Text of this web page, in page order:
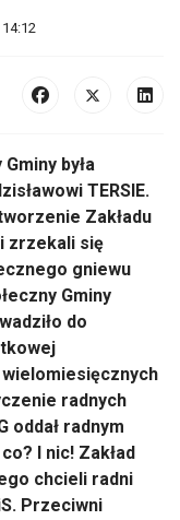
była
TERSIE.
Zakładu
zrzekali się
gniewu
Gminy
do
wielomiesięcznych
radnych
oddał radnym
I nic! Zakład
chcieli radni
Przeciwni